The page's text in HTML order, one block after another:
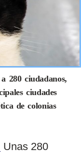
280 ciudadanos,
ciudades
de colonias
Unas 280